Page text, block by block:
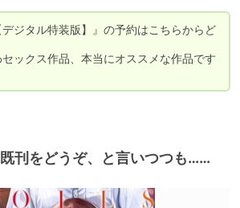
デジタル特装版】』の予約はこちらからど
ックス作品、本当にオススメな作品です
刊をどうぞ、と言いつつも……